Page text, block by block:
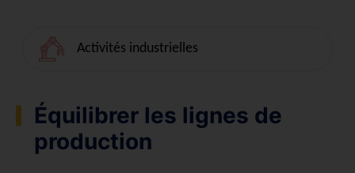
Activités industrielles
Équilibrer les lignes de
production